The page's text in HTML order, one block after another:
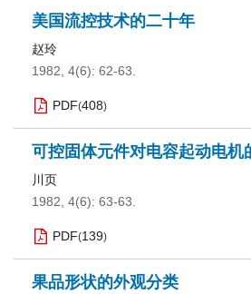
美国流控技术的二十年
赵玲
1982, 4(6): 62-63.
PDF(408)
可控固体元件对电容起动电机
川页
1982, 4(6): 63-63.
PDF(139)
果品形状的外观分类